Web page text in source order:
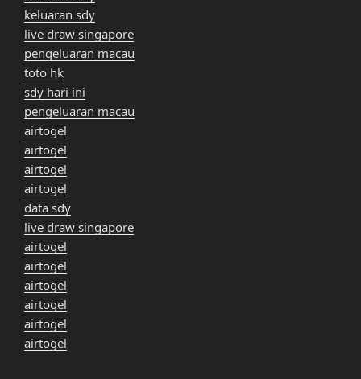
keluaran sdy
live draw singapore
pengeluaran macau
toto hk
sdy hari ini
pengeluaran macau
airtogel
airtogel
airtogel
airtogel
data sdy
live draw singapore
airtogel
airtogel
airtogel
airtogel
airtogel
airtogel